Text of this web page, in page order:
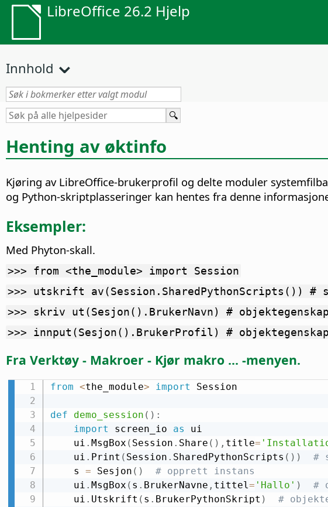
LibreOffice 26.2 Hjelp
Innhold
Henting av øktinfo
Kjøring av LibreOffice-brukerprofil og delte moduler
og Python-skriptplasseringer kan hentes fra denne
Eksempler:
Med Phyton-skall.
>>> from <the_module> import Session
>>> utskrift av(Session.SharedPythonScripts()) #
>>> skriv ut(Sesjon().BrukerNavn) #
>>> innput(Sesjon().BrukerProfil) #
Fra Verktøy - Makroer - Kjør makro ... -menyen.
from <the_module> import Session
def demo_session ( ) :
import screen_io as ui
    ui
. MsgBox ( Session . Share ( ) , title=
    ui
. Print ( Session . SharedPythonScripts ( ) )
#
    s
= Sesjon ( )
# opprett instans
    ui
. MsgBox ( s . BrukerNavne , tittel= 'Hallo' )
#
    ui
. Utskrift ( s . BrukerPythonSkript ) #